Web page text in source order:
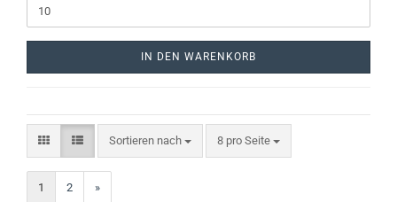
IN DEN WARENKORB
Sortieren nach 8 pro Seite
1 2 »